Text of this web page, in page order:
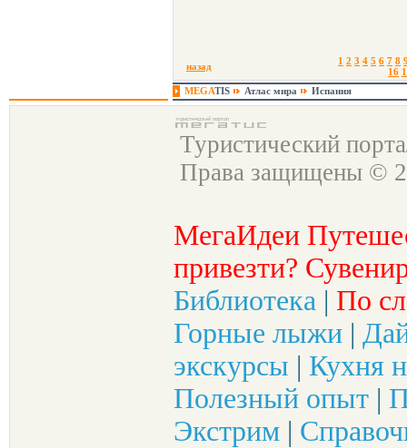
назад 1 2 3 4 5 6 7 8
16
MEGATIS Атлас мира Испания
Туристический
Права защищены ©
МегаИдеи
привезти?
Библиотека | По
Горные лыжи |
экскурсы | Кухня
Полезный опыт |
Экстрим |